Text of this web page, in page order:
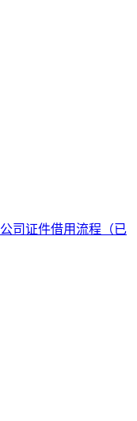
公司证件借用流程（已